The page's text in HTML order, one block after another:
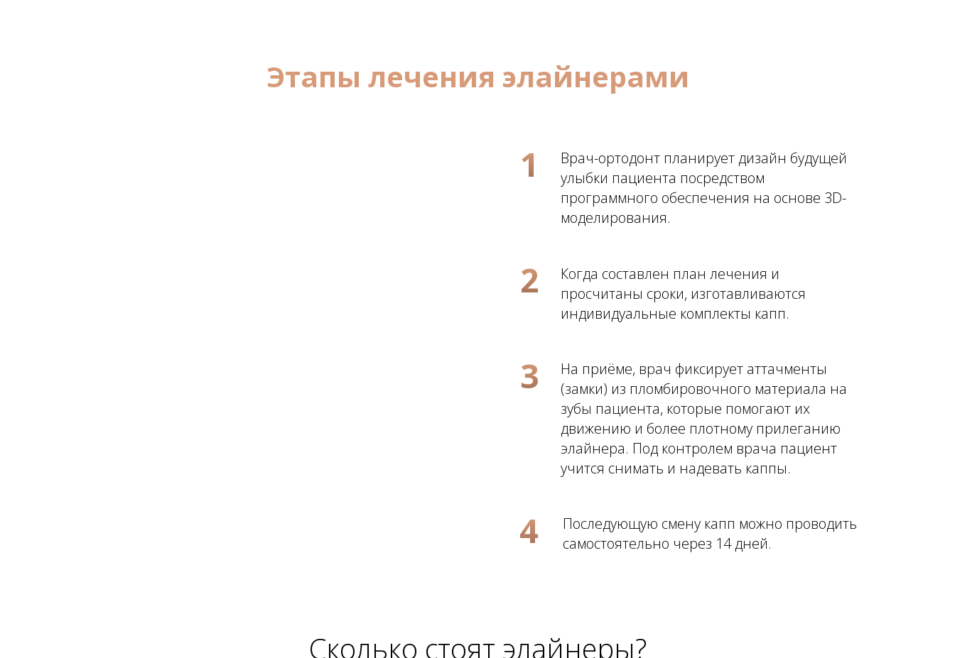
Этапы лечения элайнерами
Врач-ортодонт планирует дизайн будущей
улыбки пациента посредством
программного обеспечения на основе 3D-
моделирования.
1
Когда составлен план лечения и
просчитаны сроки, изготавливаются
индивидуальные комплекты капп.
2
На приёме, врач фиксирует аттачменты
(замки) из пломбировочного материала на
зубы пациента, которые помогают их
движению и более плотному прилеганию
элайнера. Под контролем врача пациент
учится снимать и надевать каппы.
3
Последующую смену капп можно проводить
самостоятельно через 14 дней.
4
Сколько стоят элайнеры?